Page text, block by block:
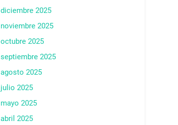
diciembre 2025
noviembre 2025
octubre 2025
septiembre 2025
agosto 2025
julio 2025
mayo 2025
abril 2025